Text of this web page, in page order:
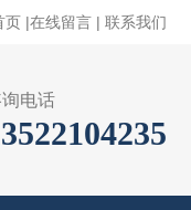
页 |在线留言 | 联系我们
电话